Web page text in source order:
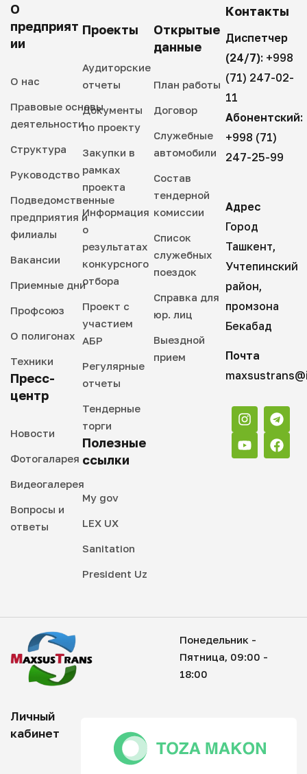
О
предприят
ии
О нас
Правовые основы
деятельности
Структура
Руководство
Подведомственные
предприятия и
филиалы
Вакансии
Приемные дни
Профсоюз
О полигонах
Техники
Пресс-
центр
Новости
Фотогаларея
Видеогалерея
Вопросы и
ответы
Проекты
Аудиторские
отчеты
Документы
по проекту
Закупки в
рамках
проекта
Информация
о
результатах
конкурсного
отбора
Проект с
участием
АБР
Регулярные
отчеты
Тендерные
торги
Полезные
ссылки
My gov
LEX UX
Sanitation
President Uz
Открытые
данные
План работы
Договор
Служебные
автомобили
Состав
тендерной
комиссии
Список
служебных
поездок
Справка для
юр. лиц
Выездной
прием
Контакты
Диспетчер
(24/7): +998
(71) 247-02-
11
Абонентский:
+998 (71)
247-25-99
Адрес
Город
Ташкент,
Учтепинский
район,
промзона
Бекабад
Почта
Понедельник -
Пятница, 09:00 -
18:00
Личный
кабинет